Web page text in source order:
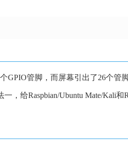
GPIO管脚，而屏幕引出了26个管
，给Raspbian/Ubuntu Mate/Kali